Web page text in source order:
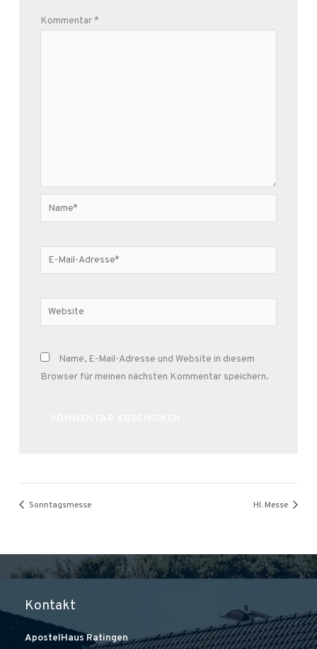
Kommentar*
Name*
E-
Mail-
Website
Name, E-Mail-Adresse und Website in diesem
Browser für meinen nächsten Kommentar speichern.
Sonntagsmesse Hl. Messe
Kontakt
ApostelHaus Ratingen